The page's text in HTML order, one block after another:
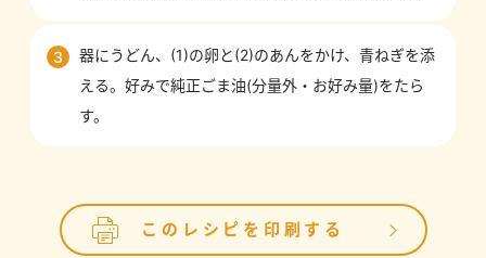
3
器にうどん、(1)の卵と(2)のあんをかけ、青ねぎを添
える。好みで純正ごま油(分量外・お好み量)をたら
す。
このレシピを印刷する